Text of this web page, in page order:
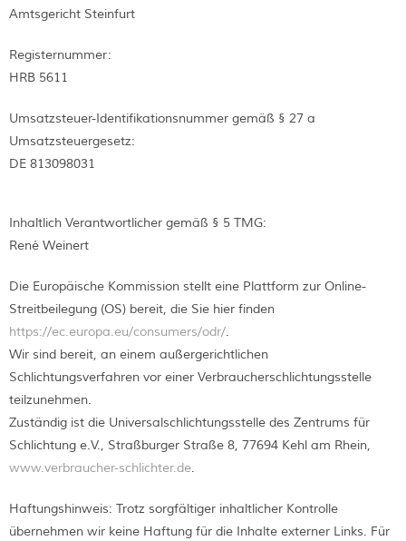
Amtsgericht Steinfurt
Registernummer:
HRB 5611
Umsatzsteuer-Identifikationsnummer gemäß § 27 a
Umsatzsteuergesetz:
DE 813098031
Inhaltlich Verantwortlicher gemäß § 5 TMG:
René Weinert
Die Europäische Kommission stellt eine Plattform zur Online-
Streitbeilegung (OS) bereit, die Sie hier finden
https://ec.europa.eu/consumers/odr/.
Wir sind bereit, an einem außergerichtlichen
Schlichtungsverfahren vor einer Verbraucherschlichtungsstelle
teilzunehmen.
Zuständig ist die Universalschlichtungsstelle des Zentrums für
Schlichtung e.V., Straßburger Straße 8, 77694 Kehl am Rhein,
www.verbraucher-schlichter.de.
Haftungshinweis: Trotz sorgfältiger inhaltlicher Kontrolle
übernehmen wir keine Haftung für die Inhalte externer Links. Für